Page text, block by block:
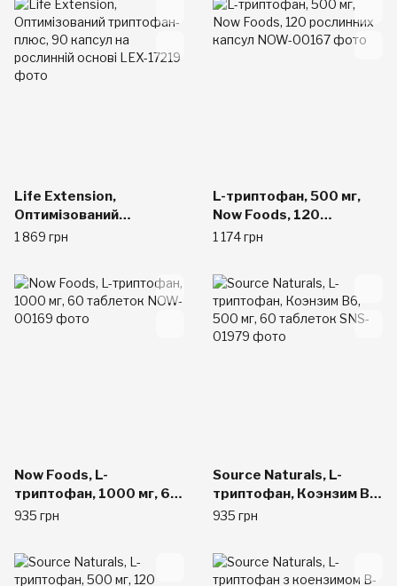
Life Extension,
Оптимізований
триптофан-плюс, 90
основі
1 869 грн
L-триптофан, 500 мг,
Now Foods, 120
рослинних капсул
1 174 грн
Now Foods, L-
триптофан, 1000 мг, 60
таблеток
935 грн
Source Naturals, L-
триптофан, Коэнзим B6,
500 мг, 60 таблеток
935 грн